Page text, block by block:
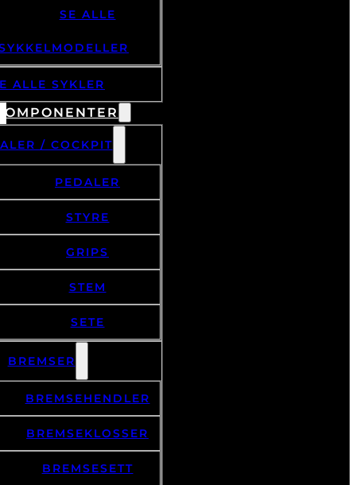
SE ALLE
ALLE SYKLER
/ COCKPIT
PEDALER
STYRE
GRIPS
STEM
SETE
BREMSER
BREMSEHENDLER
BREMSEKLOSSER
BREMSESETT